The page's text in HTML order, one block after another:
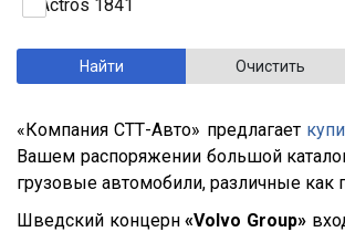
Grunwald
ТСП
Fliegl
Wielton
2009
2008
Actros 1841
Actros 1844
Actros 1845
Actros 1851 LS
«Компания СТТ-Авто» предлагает
Вашем распоряжении большой
грузовые автомобили, различные как
Шведский концерн«Volvo Group»